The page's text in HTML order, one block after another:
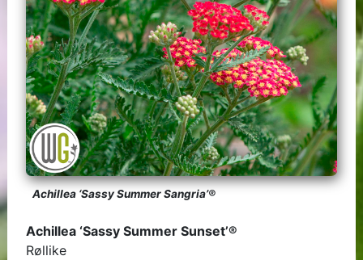
Achillea ‘Sassy Summer Sangria’®
Achillea ‘Sassy Summer Sunset’®
Røllike